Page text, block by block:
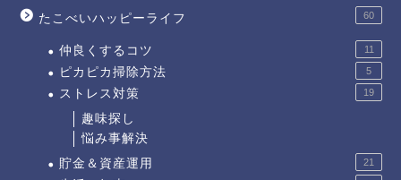
たこべいハッピーライフ 60
仲良くするコツ 11
ピカピカ掃除方法 5
ストレス対策 19
趣味探し
悩み事解決
貯金＆資産運用
21